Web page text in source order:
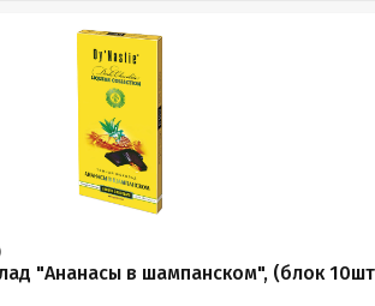
"Ананасы в шампанском", (блок 10шт